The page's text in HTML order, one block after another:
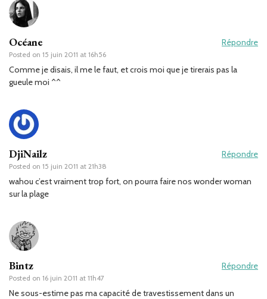
Océane
Posted on 15 juin 2011 at 16h56
Répondre
Comme je disais, il me le faut, et crois moi que je tirerais pas la
gueule moi ^^
DjiNailz
Posted on 15 juin 2011 at 21h38
Répondre
wahou c’est vraiment trop fort, on pourra faire nos wonder woman
sur la plage
Bintz
Posted on 16 juin 2011 at 11h47
Répondre
Ne sous-estime pas ma capacité de travestissement dans un